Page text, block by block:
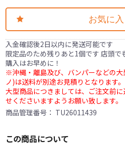
お気に入
入金確認後2日以内に発送可能です
限定品のため残りあと1個です 店頭
購入はお早めに！
※沖縄・離島及び、バンパーなどの
ノ)は送料が別途お見積りとなります。
大型商品につきましては、ご注文前
せくださいますようお願い致します。
商品管理番号： TU26011439
この商品について